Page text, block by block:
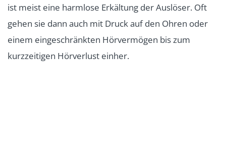
ist meist eine harmlose Erkältung der Auslöser. Oft
gehen sie dann auch mit Druck auf den Ohren oder
einem eingeschränkten Hörvermögen bis zum
kurzzeitigen Hörverlust einher.